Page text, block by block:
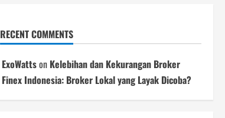
RECENT COMMENTS
ExoWattson Kelebihan dan Kekurangan Broker
Finex Indonesia: Broker Lokal yang Layak Dicoba?